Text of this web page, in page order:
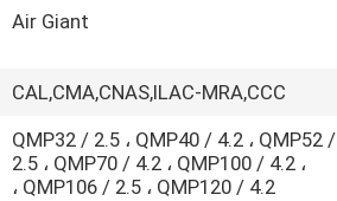
Air Giant
CAL,CMA,CNAS,ILAC-MRA,CCC
QMP32 / 2.5 ، QMP40 / 4.2 ، QMP52 /
2.5 ، QMP70 / 4.2 ، QMP100 / 4.2 ،
QMP106 / 2.5 ، QMP120 / 4.2 ،